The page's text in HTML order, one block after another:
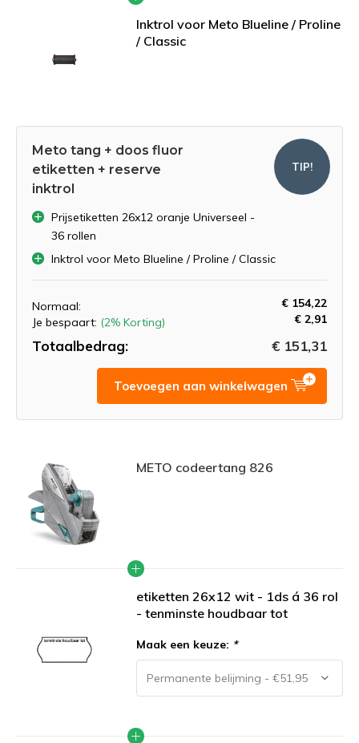
Inktrol voor Meto Blueline / Proline
/ Classic
Meto tang + doos fluor
etiketten + reserve
inktrol
Prijsetiketten 26x12 oranje Universeel -
36 rollen
Inktrol voor Meto Blueline / Proline / Classic
Normaal:
€ 154,22
Je bespaart: (2% Korting) € 2,91
Totaalbedrag: € 151,31
TIP!
Toevoegen aan winkelwagen
METO codeertang 826
etiketten 26x12 wit - 1ds á 36 rol
- tenminste houdbaar tot
Maak een keuze: *